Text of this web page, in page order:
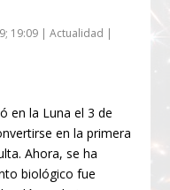
19:09 |Actualidad |
en la Luna el 3 de
en la primera
Ahora, se ha
biológico fue